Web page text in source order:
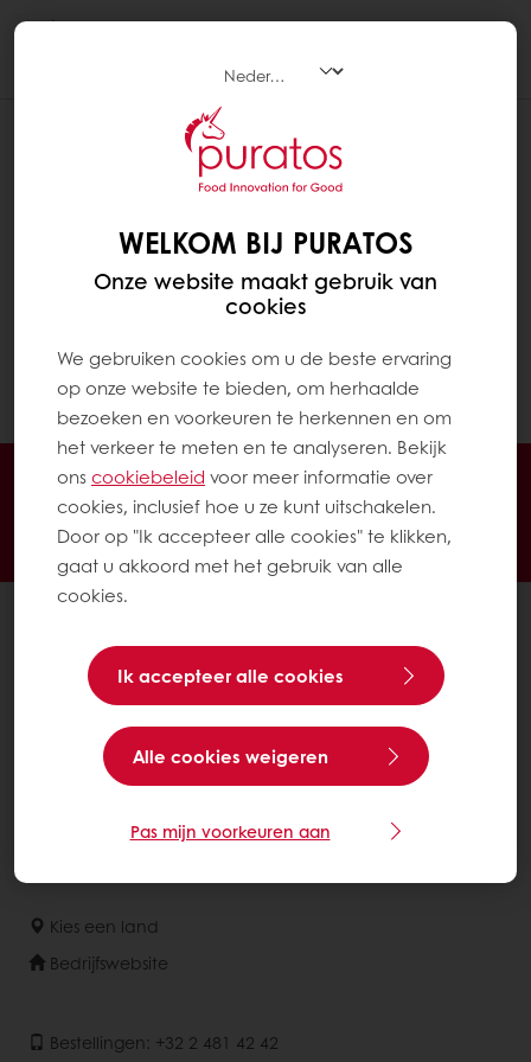
WELKOM BIJ PURATOS
Onze website maakt gebruik van
cookies
We gebruiken cookies om u de beste ervaring
op onze website te bieden, om herhaalde
bezoeken en voorkeuren te herkennen en om
het verkeer te meten en te analyseren. Bekijk
ons ​​cookiebeleid voor meer informatie over
cookies, inclusief hoe u ze kunt uitschakelen.
Door op "Ik accepteer alle cookies" te klikken,
gaat u akkoord met het gebruik van alle
cookies.
Ik accepteer alle cookies
Alle cookies weigeren
Pas mijn voorkeuren aan
24/7 Online ordering
Online betalingen mogelijk
Gratis levering
Exclusieve promoties
Inspirerende recepten
Nieuws en trends
Recepten
Diensten
De consument
Over Puratos
Kies een land
Bedrijfswebsite
Bestellingen: +32 2 481 42 42